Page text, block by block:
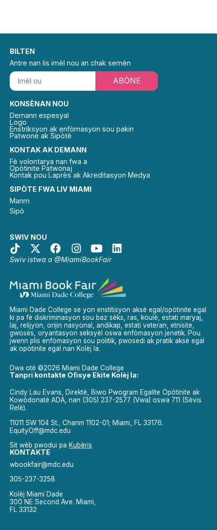
SIPÒTE FWA LIV MIAMI
Manm
Sipò
SWIV NOU
Swiv istwa a @MiamiBookFair
KONTAK AK DEMANN
Fè volontarya nan fwa a
Opòtinite Patwonaj
Kontak pou Laprès ak Akreditasyon Medya
KONSÈNAN NOU
Demann espesyal
Logo
Enstriksyon ak enfòmasyon sou pakin
Patwone ak Sipòtè
BILTEN
Antre nan lis imèl nou an chak semèn
ABÒNE
Miami Dade College se yon enstitisyon aksè egal/opòtinite egal
ki pa fè diskriminasyon sou baz sèks, ras, koulè, estati maryaj,
laj, relijyon, orijin nasyonal, andikap, estati veteran, etnisite,
gwosès, oryantasyon seksyèl oswa enfòmasyon jenetik. Pou
jwenn plis enfòmasyon sou politik, pwosedi ak pratik aksè egal
ak opòtinite egal nan Kolèj la.
Dwa otè ©2026 Miami Dade College
Tanpri kontakte Ofisye Ekite Kolèj la:
Cindy Lau Evans, Direktè, Biwo Pwogram Egalite Opòtinite ak
Kowòdonatè ADA, nan (305) 237-2577 (Vwa) oswa 711 (Sèvis
Relè).
11011 SW 104 St., Chanm 1102-01; Miami, FL 33176.
EquityOff@mdc.edu
Sit wèb pwodui pa Kubèris
KONTAKTE
wbookfair@mdc.edu
305-237-3258
Kolèj Miami Dade
300 NE Second Ave. Miami,
FL 33132